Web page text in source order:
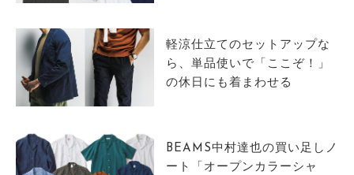
軽涼仕立てのセットアップな
ら、単品使いで「ここぞ！」
の休日にも着まわせる
BEAMS中村達也の買い足しノ
ート「オープンカラーシャ